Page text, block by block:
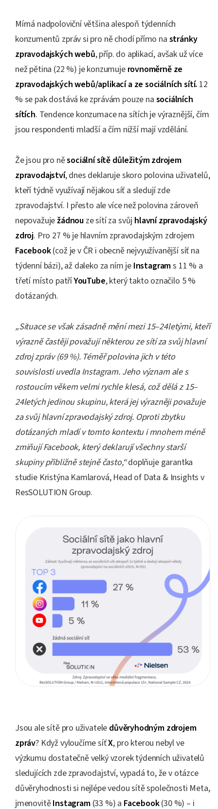
Mírná nadpoloviční většina alespoň týdenních
konzumentů zpráv si pro ně chodí přímo na stránky
zpravodajských webů, příp. do aplikací, avšak už více
než pětina (22 %) je konzumuje rovnoměrně ze
zpravodajských webů/aplikací a ze sociálních sítí. 12
% se pak dostává ke zprávám pouze na sociálních
sítích. Tendence konzumace na sítích je výraznější, čím
jsou respondenti mladší a čím nižší mají vzdělání.
Že jsou pro něsociální sítě důležitým zdrojem
zpravodajství, dnes deklaruje skoro polovina uživatelů,
kteří týdně využívají nějakou síť a sledují zde
zpravodajství. I přesto ale více než polovina zároveň
nepovažuježádnou ze sítí za svůj hlavní zpravodajský
zdroj. Pro 27 % je hlavním zpravodajským zdrojem
Facebook(což je v ČR i obecně nejvyužívanější síť na
týdenní bázi), až daleko za ním je Instagrams 11 % a
třetí místo patříYouTube, který takto označilo 5 %
dotázaných.
„Situace se však zásadně mění mezi 15–24letými, kteří
výrazně častěji považují některou ze sítí za svůj hlavní
zdroj zpráv (69 %). Téměř polovina jich v této
souvislosti uvedla Instagram. Jeho význam ale s
rostoucím věkem velmi rychle klesá, což dělá z 15–
24letých jedinou skupinu, která jej výrazněji považuje
za svůj hlavní zpravodajský zdroj. Oproti zbytku
dotázaných mladí v tomto kontextu i mnohem méně
zmiňují Facebook, který deklarují všechny starší
skupiny přibližně stejně často,“doplňuje garantka
studie Kristýna Kamlarová, Head of Data & Insights v
ResSOLUTION Group.
Jsou ale sítě pro uživatele důvěryhodným zdrojem
zpráv? Když vyloučíme síťX, pro kterou nebyl ve
výzkumu dostatečně velký vzorek týdenních uživatelů
sledujících zde zpravodajství, vypadá to, že v otázce
důvěryhodnosti si nejlépe vedou sítě společnosti Meta,
jmenovitěInstagram (33 %) a Facebook(30 %) – i